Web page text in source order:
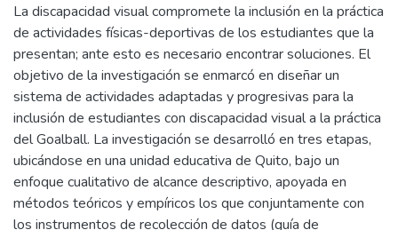
La discapacidad visual compromete la inclusión en la práctica
de actividades físicas-deportivas de los estudiantes que la
presentan; ante esto es necesario encontrar soluciones. El
objetivo de la investigación se enmarcó en diseñar un
sistema de actividades adaptadas y progresivas para la
inclusión de estudiantes con discapacidad visual a la práctica
del Goalball. La investigación se desarrolló en tres etapas,
ubicándose en una unidad educativa de Quito, bajo un
enfoque cualitativo de alcance descriptivo, apoyada en
métodos teóricos y empíricos los que conjuntamente con
los instrumentos de recolección de datos (guía de